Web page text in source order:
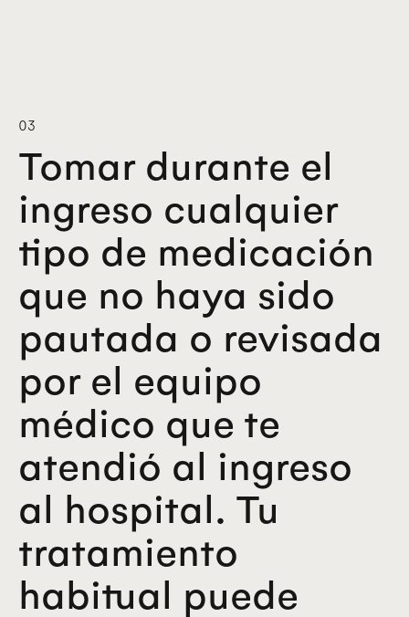
03
Tomar durante el
ingreso cualquier
tipo de medicación
que no haya sido
pautada o revisada
por el equipo
médico que te
atendió al ingreso
al hospital. Tu
tratamiento
habitual puede